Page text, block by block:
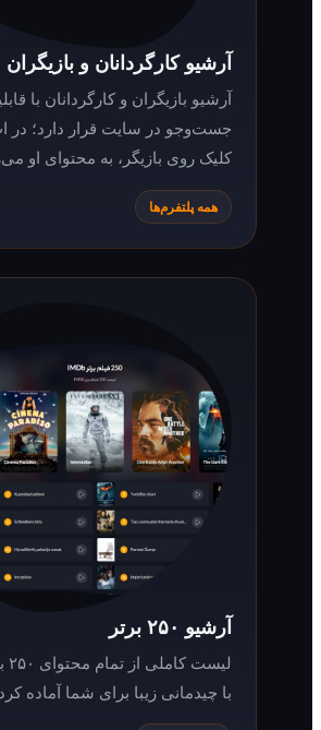
آرشیو کارگردانان و بازیگران
آرشیو بازیگران و کارگردانان با قابلیت
جست‌وجو در سایت قرار دارد؛ در اپ نیز با
کلیک روی بازیگر، به محتوای او می‌رسید.
همه پلتفرم‌ها
لیست کاملی از تمام محتوای ۲۵۰ برتر جهان را
با چیدمانی زیبا برای شما آماده کرده‌ایم.